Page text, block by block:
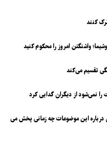
کنند
واشنگتن امروز را محکوم کنید
تقسیم می‌کند
را نمی‌شود از دیگران گدایی کرد
این موضوعات چه زمانی پخش می